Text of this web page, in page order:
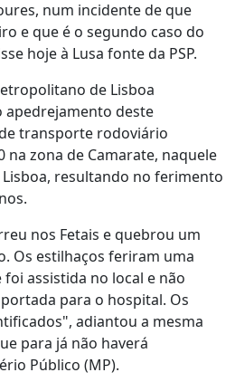
num incidente de que
e que é o segundo caso do
hoje à Lusa fonte da PSP.
de Lisboa
apedrejamento deste
transporte rodoviário
na zona de Camarate, naquele
resultando no ferimento
nos Fetais e quebrou um
Os estilhaços feriram uma
assistida no local e não
para o hospital. Os
adiantou a mesma
para já não haverá
Público (MP).